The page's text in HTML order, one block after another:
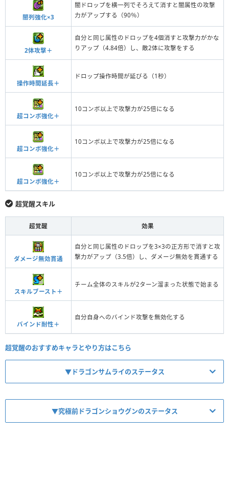
闇列強化×3
闇ドロップを横一列でそろえて消すと闇属性の攻撃
力がアップする（90％）
2体攻撃＋
自分と同じ属性のドロップを4個消すと攻撃力がかな
りアップ（4.84倍）し、敵2体に攻撃をする
操作時間延長＋
ドロップ操作時間が延びる（1秒）
超コンボ強化＋
10コンボ以上で攻撃力が25倍になる
超コンボ強化＋
10コンボ以上で攻撃力が25倍になる
超コンボ強化＋
10コンボ以上で攻撃力が25倍になる
超覚醒スキル
超覚醒 効果
ダメージ無効貫通
自分と同じ属性のドロップを3×3の正方形で消すと攻
撃力がアップ（3.5倍）し、ダメージ無効を貫通する
スキルブースト＋
チーム全体のスキルが2ターン溜まった状態で始まる
バインド耐性＋
自分自身へのバインド攻撃を無効化する
超覚醒のおすすめキャラとやり方はこちら
▼ドラゴンサムライのステータス
▼究極前ドラゴンショウグンのステータス